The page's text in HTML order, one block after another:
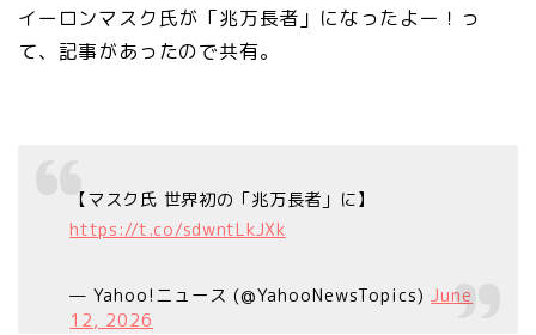
イーロンマスク氏が「兆万長者」になったよー！っ
て、記事があったので共有。
【マスク氏 世界初の「兆万長者」に】
https://t.co/sdwntLkJXk
— Yahoo!ニュース (@YahooNewsTopics)June
12, 2026